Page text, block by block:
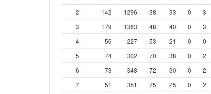
2
142 1296 38 33 0 3
3
179 1383 48 40 0 3
4
56 227 53 21 0 0
5
74 302 70 38 0 2
6
73 348 72 30 0 2
7
51 351 75 25 0 2